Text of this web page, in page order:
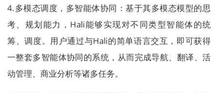
4.多模态调度，多智能体协同：基于其多模态模型的思
考、规划能力，Hali能够实现对不同类型智能体的统
筹、调度。用户通过与Hali的简单语言交互，即可获得
一整套多智能体协同的系统，从而完成导航、翻译、活
动管理、商业分析等诸多任务。